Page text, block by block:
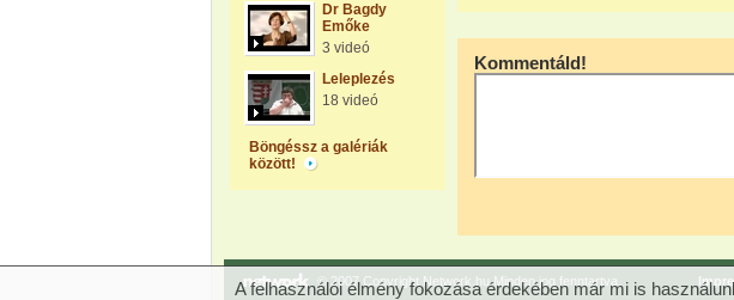
Dr Bagdy
Emőke
3 videó
Leleplezés
18 videó
Böngéssz a galériák
között!
Kommentáld!
© 2007 Copyright Network.hu Minden jog fenntartva.
A felhasználói élmény fokozása érdekében már mi is